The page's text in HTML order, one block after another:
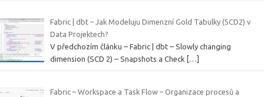
Fabric | dbt – Jak Modeluju Dimenzní Gold Tabulky (SCD2) v
Data Projektech?
V předchozím článku – Fabric | dbt – Slowly changing
dimension (SCD 2) – Snapshots a Check […]
Fabric – Workspace a Task Flow – Organizace procesů a